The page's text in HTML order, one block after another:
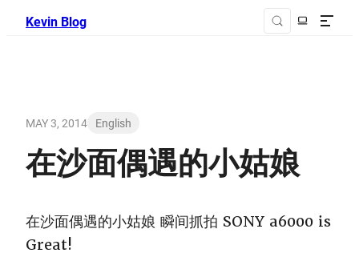
Kevin Blog
MAY 3, 2014 English
在沙面偶遇的小姑娘
在沙面偶遇的小姑娘 瞬间抓拍 SONY a6000 is
Great!